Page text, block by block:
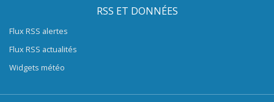
RSS ET DONNÉES
Flux RSS alertes
Flux RSS actualités
Widgets météo